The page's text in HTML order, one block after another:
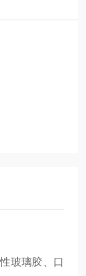
玻璃胶、口